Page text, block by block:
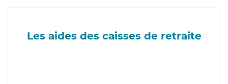
Les aides des caisses de retraite